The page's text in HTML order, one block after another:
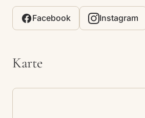
Facebook Instagram
Karte